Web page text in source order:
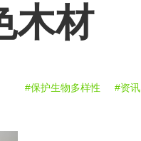
木材
#保护生物多样性 #资讯